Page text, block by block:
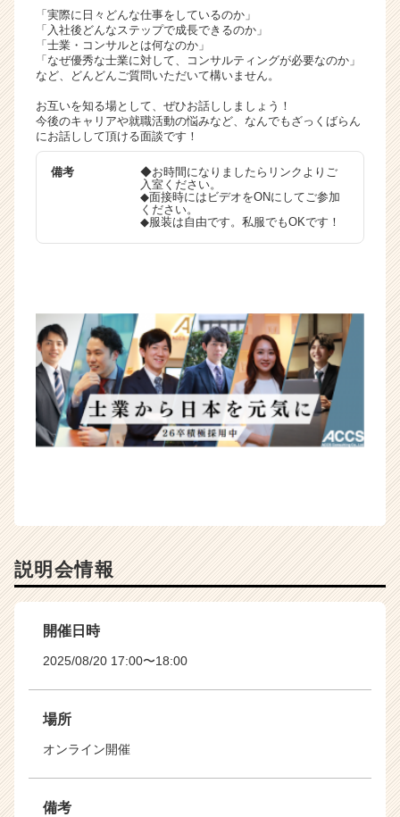
h
e
e
r
C
a
r
e
r）
「実際に日々どんな仕事をしているのか」
「入社後どんなステップで成長できるのか」
「士業・コンサルとは何なのか」
「なぜ優秀な士業に対して、コンサルティングが必要なのか」
など、どんどんご質問いただいて構いません。
お互いを知る場として、ぜひお話ししましょう！
今後のキャリアや就職活動の悩みなど、なんでもざっくばらん
にお話しして頂ける面談です！
備考
◆お時間になりましたらリンクよりご
入室ください。
◆面接時にはビデオをONにしてご参加
ください。
◆服装は自由です。私服でもOKです！
説明会情報
開催日時
2025/08/20 17:00〜18:00
場所
オンライン開催
備考